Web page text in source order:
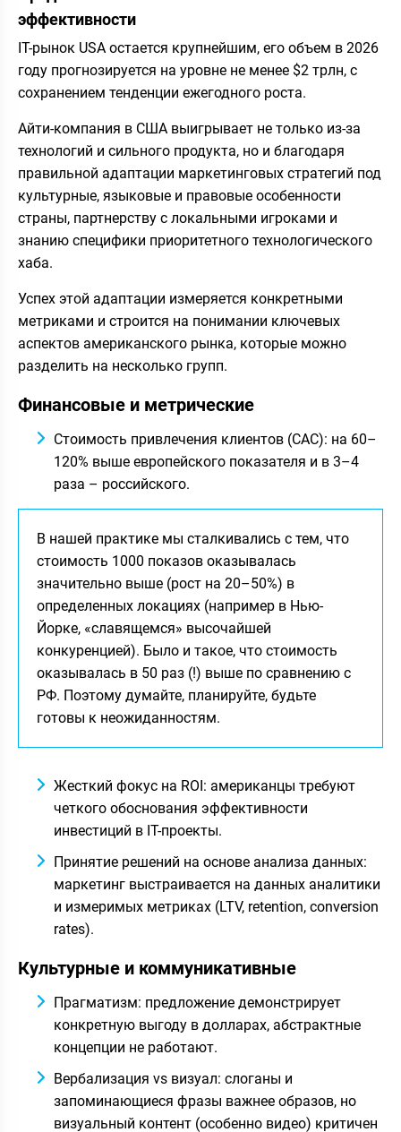
эффективности
IT-рынок USA остается крупнейшим, его объем в 2026
году прогнозируется на уровне не менее $2 трлн, с
сохранением тенденции ежегодного роста.
Айти-компания в США выигрывает не только из-за
технологий и сильного продукта, но и благодаря
правильной адаптации маркетинговых стратегий под
культурные, языковые и правовые особенности
страны, партнерству с локальными игроками и
знанию специфики приоритетного технологического
хаба.
Успех этой адаптации измеряется конкретными
метриками и строится на понимании ключевых
аспектов американского рынка, которые можно
разделить на несколько групп.
Финансовые и метрические
Стоимость привлечения клиентов (CAC): на 60–
120% выше европейского показателя и в 3–4
раза – российского.
В нашей практике мы сталкивались с тем, что
стоимость 1000 показов оказывалась
значительно выше (рост на 20–50%) в
определенных локациях (например в Нью-
Йорке, «славящемся» высочайшей
конкуренцией). Было и такое, что стоимость
оказывалась в 50 раз (!) выше по сравнению с
РФ. Поэтому думайте, планируйте, будьте
готовы к неожиданностям.
Жесткий фокус на ROI: американцы требуют
четкого обоснования эффективности
инвестиций в IT-проекты.
Принятие решений на основе анализа данных:
маркетинг выстраивается на данных аналитики
и измеримых метриках (LTV, retention, conversion
rates).
Культурные и коммуникативные
Прагматизм: предложение демонстрирует
конкретную выгоду в долларах, абстрактные
концепции не работают.
Вербализация vs визуал: слоганы и
запоминающиеся фразы важнее образов, но
визуальный контент (особенно видео) критичен